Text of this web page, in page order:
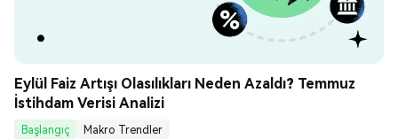
Eylül Faiz Artışı Olasılıkları Neden Azaldı? Temmuz
İstihdam Verisi Analizi
Başlangıç
Makro Trendler